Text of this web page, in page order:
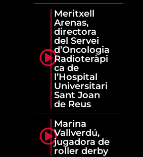
Meritxell
Arenas,
directora
del Servei
d’Oncologia
Radioteràpi
ca de
l’Hospital
Universitari
Sant Joan
de Reus
Marina
Vallverdú,
jugadora de
roller derby